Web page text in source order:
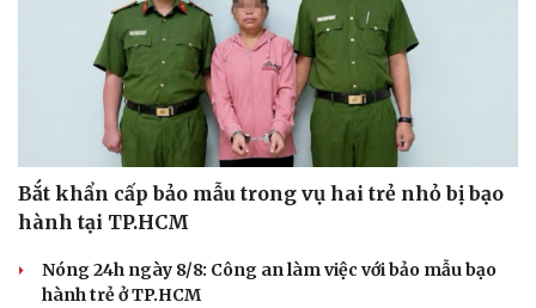
Bắt khẩn cấp bảo mẫu trong vụ hai trẻ nhỏ bị bạo
hành tại TP.HCM
Nóng 24h ngày 8/8: Công an làm việc với bảo mẫu bạo
hành trẻ ở TP.HCM